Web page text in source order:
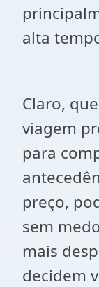
alta
Claro,
viagem
para
preço,
sem
mais
decidem